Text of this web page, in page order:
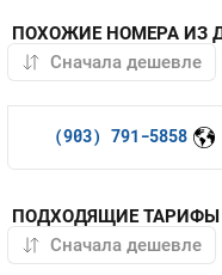
ПОХОЖИЕ НОМЕРА ИЗ
(903) 791-5858
ПОДХОДЯЩИЕ ТАРИФЫ